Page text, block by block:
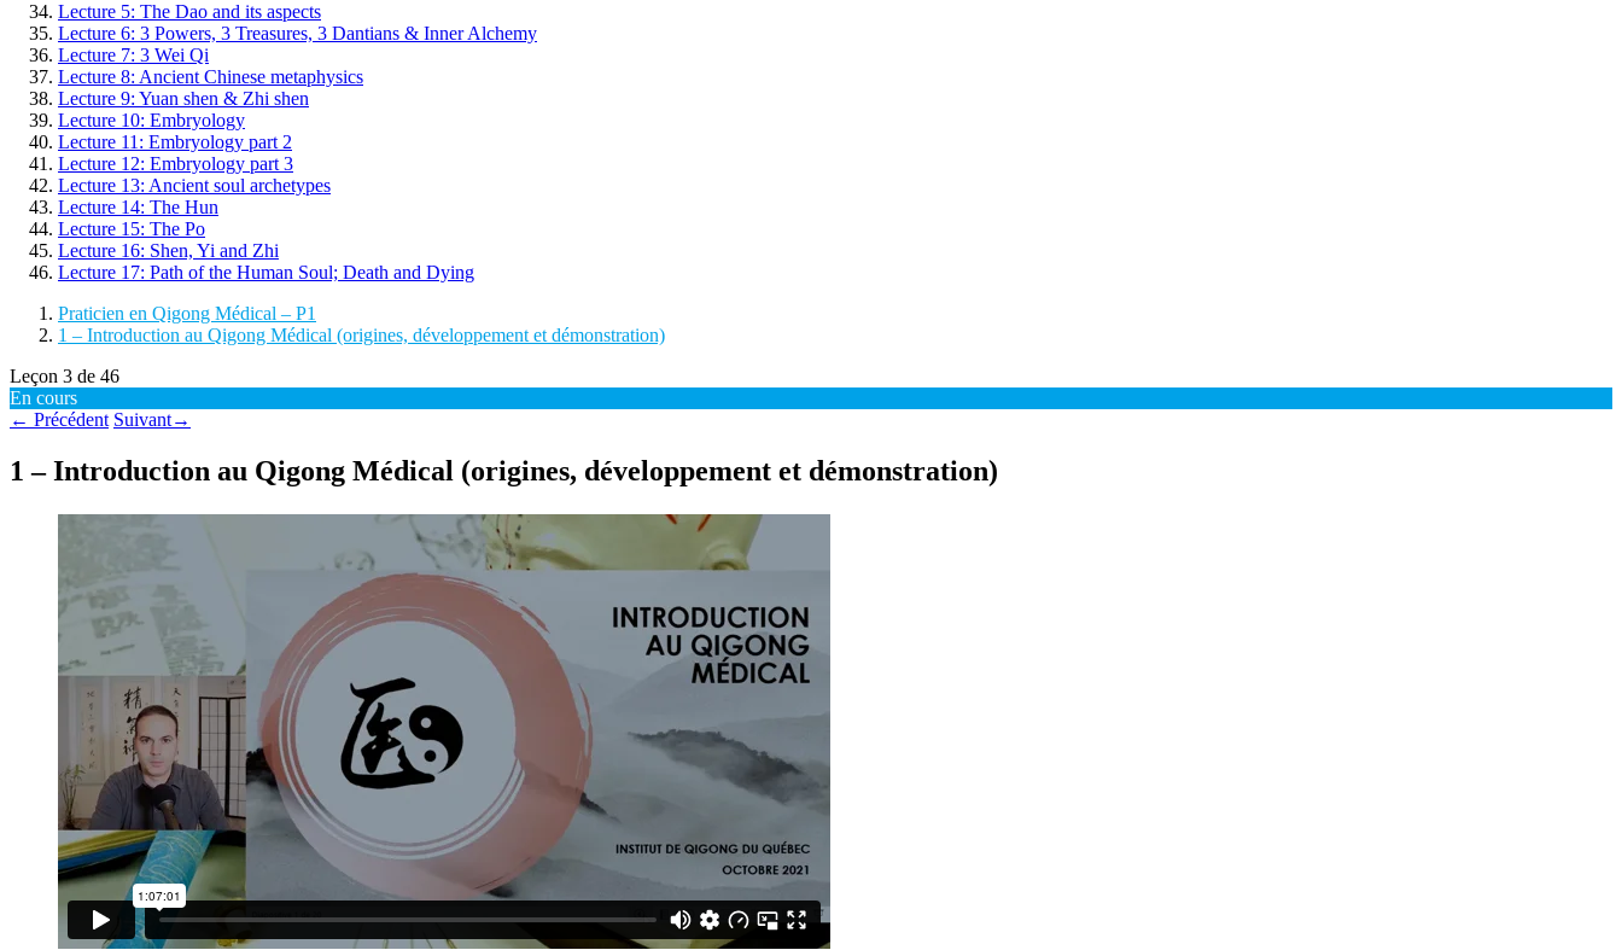
Lecture 5: The Dao and its aspects
Lecture 6: 3 Powers, 3 Treasures, 3 Dantians & Inner Alchemy
Lecture 7: 3 Wei Qi
Lecture 8: Ancient Chinese metaphysics
Lecture 9: Yuan shen & Zhi shen
Lecture 10: Embryology
Lecture 11: Embryology part 2
Lecture 12: Embryology part 3
Lecture 13: Ancient soul archetypes
Lecture 14: The Hun
Lecture 15: The Po
Lecture 16: Shen, Yi and Zhi
Lecture 17: Path of the Human Soul; Death and Dying
Praticien en Qigong Médical – P1
1 – Introduction au Qigong Médical (origines, développement et démonstration)
Leçon 3 de 46
En cours
← Précédent Suivant→
1 – Introduction au Qigong Médical (origines, développement et démonstration)